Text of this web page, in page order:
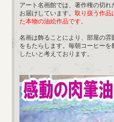
アート名画館では、著作権の切
お届けしています。 取り扱う作品
た本物の油絵作品です。
名画は飾ることにより、部屋の
をもたらします。毎朝コーヒー
したいと考えております。